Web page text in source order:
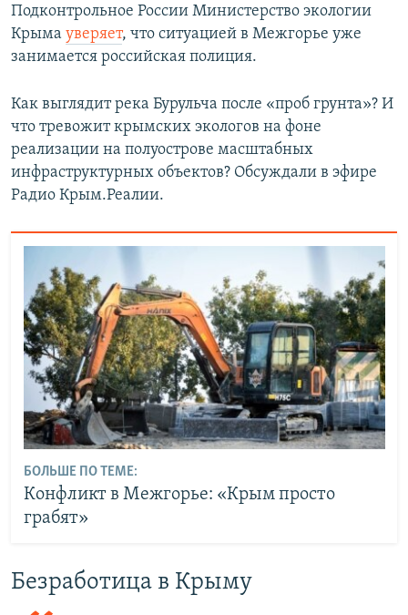
Подконтрольное России Министерство экологии
Крыма уверяет, что ситуацией в Межгорье уже
занимается российская полиция.
Как выглядит река Бурульча после «проб грунта»? И
что тревожит крымских экологов на фоне
реализации на полуострове масштабных
инфраструктурных объектов? Обсуждали в эфире
Радио Крым.Реалии.
БОЛЬШЕ ПО ТЕМЕ:
Конфликт в Межгорье: «Крым просто
грабят»
Безработица в Крыму